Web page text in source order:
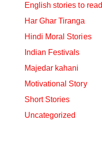
English stories to read
Har Ghar Tiranga
Hindi Moral Stories
Indian Festivals
Majedar kahani
Motivational Story
Short Stories
Uncategorized